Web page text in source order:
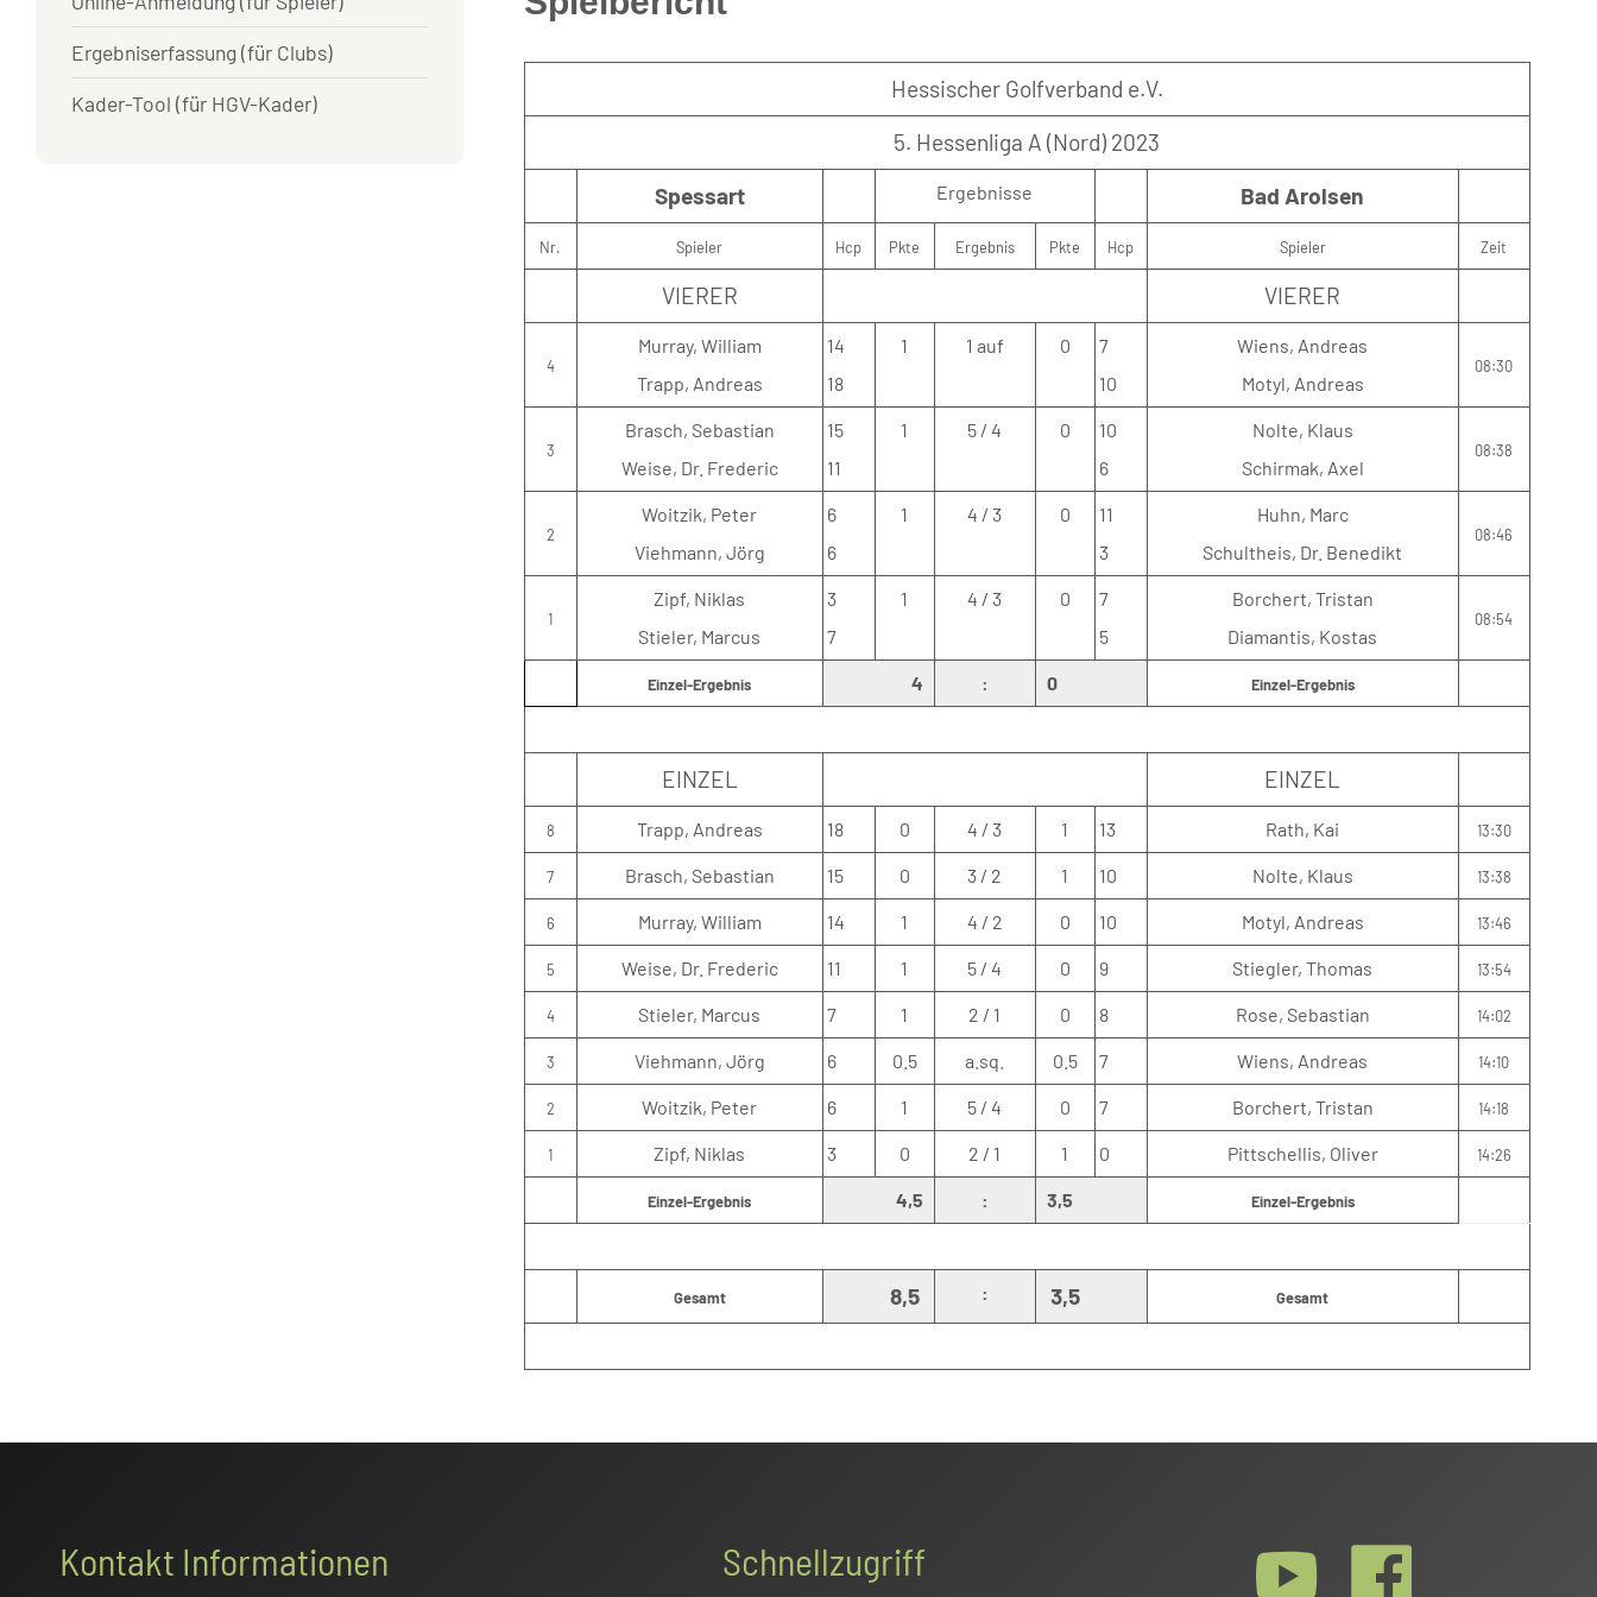
Hessischer Golfverband e.V.
5. Hessenliga A (Nord) 2023
Spessart
Ergebnisse Bad Arolsen
Nr. Spieler Hcp Pkte Ergebnis Pkte Hcp Spieler Zeit
VIERER VIERER
4
Murray, William
Trapp, Andreas
14
18
1 1 auf 0
7
10
Wiens, Andreas
Motyl, Andreas
08:30
3
Brasch, Sebastian
Weise, Dr. Frederic
15
11
1 5 / 4 0
10
6
Nolte, Klaus
Schirmak, Axel
08:38
2
Woitzik, Peter
Viehmann, Jörg
6
6
1 4 / 3 0
11
3
Huhn, Marc
Schultheis, Dr. Benedikt
08:46
1
Zipf, Niklas
Stieler, Marcus
3
7
1 4 / 3 0
7
5
Borchert, Tristan
Diamantis, Kostas
08:54
Einzel-Ergebnis 4 : 0 Einzel-Ergebnis
EINZEL EINZEL
8 Trapp, Andreas 18 0 4 / 3 1 13 Rath, Kai 13:30
7 Brasch, Sebastian 15 0 3 / 2 1 10 Nolte, Klaus 13:38
6 Murray, William 14 1 4 / 2 0 10 Motyl, Andreas 13:46
5 Weise, Dr. Frederic 11 1 5 / 4 0 9 Stiegler, Thomas 13:54
4 Stieler, Marcus 7 1 2 / 1 0 8 Rose, Sebastian 14:02
3 Viehmann, Jörg 6 0.5 a.sq. 0.5 7 Wiens, Andreas 14:10
2 Woitzik, Peter 6 1 5 / 4 0 7 Borchert, Tristan 14:18
1 Zipf, Niklas 3 0 2 / 1 1 0 Pittschellis, Oliver 14:26
Einzel-Ergebnis 4,5 : 3,5 Einzel-Ergebnis
Gesamt 8,5 : 3,5 Gesamt
Ergebniserfassung (für Clubs)
Kader-Tool (für HGV-Kader)
Kontakt Informationen Schnellzugriff